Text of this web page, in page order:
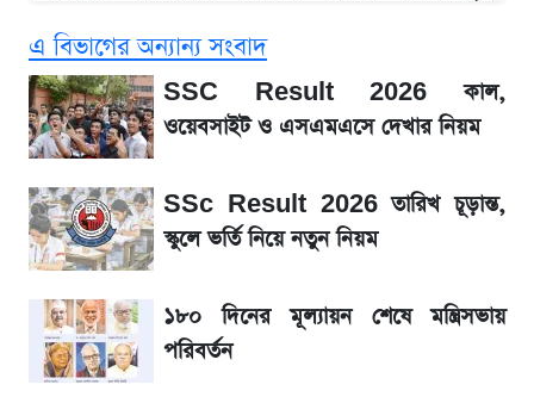
১৮০ দিনের মূল্যায়ন শেষে মন্ত্রিসভায় পরিবর্তন
আগে দেখে নিন, আজকের সোনার নতুন দাম
SSc Result 2026 তারিখ চূড়ান্ত, স্কুলে ভর্তি
নিয়ে নতুন নিয়ম
মেসির জীবনে নেমে এলো শোকের ছায়া
এ বিভাগের অন্যান্য সংবাদ
SSC Result 2026 কাল,
ওয়েবসাইট ও এসএমএসে দেখার নিয়ম
SSc Result 2026 তারিখ চূড়ান্ত,
স্কুলে ভর্তি নিয়ে নতুন নিয়ম
১৮০ দিনের মূল্যায়ন শেষে মন্ত্রিসভায়
পরিবর্তন